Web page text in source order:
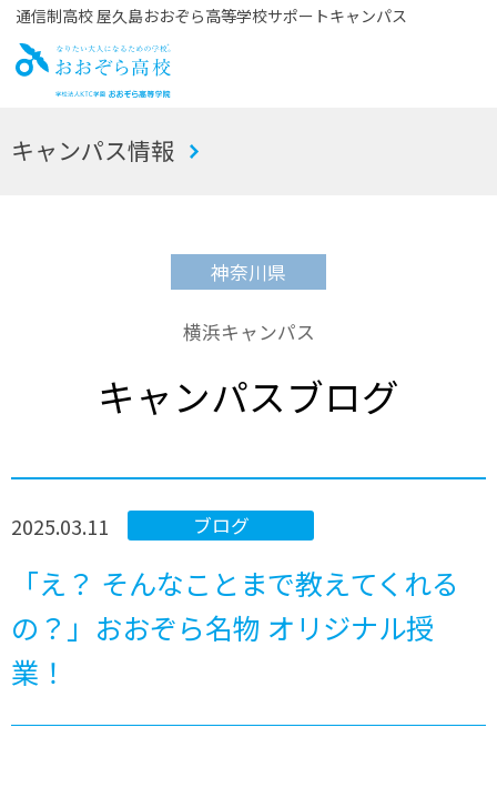
通信制高校 屋久島おおぞら高等学校サポートキャンパス
お
キャンパス情報
神奈川県
横浜キャンパス
キャンパスブログ
ブログ
2025.03.11
「え？ そんなことまで教えてくれる
の？」おおぞら名物 オリジナル授
業！